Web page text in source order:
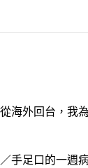
海外回台，我
手足口的一週